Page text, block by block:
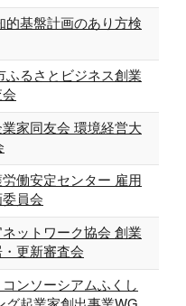
的基盤計画のあり方検
ふるさとビジネス創業
家同友会 環境経営大
労働安定センター 雇用
員会
ットワーク協会 創業
更新審査会
ンソーシアムふくし